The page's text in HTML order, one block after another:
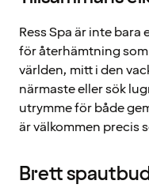
Ress Spa är inte
för återhämtning
världen, mitt i den
närmaste eller sök
utrymme för både
är välkommen precis
Brett